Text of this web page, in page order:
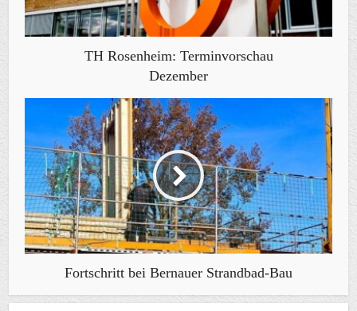
TH Rosenheim: Terminvorschau
Dezember
Fortschritt bei Bernauer Strandbad-Bau